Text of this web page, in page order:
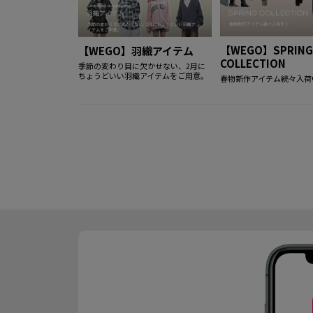
【WEGO】羽織アイテム
季節の変わり目に欠かせない、2月に
ちょうどいい羽織アイテムをご用意。
【WEGO】SPRING
COLLECTION
春物新作アイテム続々入